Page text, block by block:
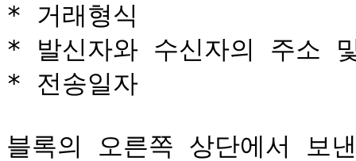
* 거래형식
* 발신자와 수신자의 주소
* 전송일자
블록의 오른쪽 상단에서